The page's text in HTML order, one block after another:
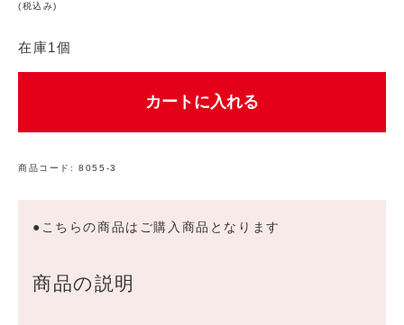
(税込み)
在庫1個
カートに入れる
商品コード:8055-3
●こちらの商品はご購入商品となります
商品の説明